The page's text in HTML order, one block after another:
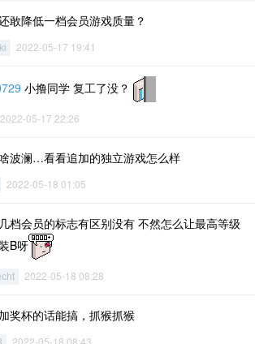
敢降低一档会员游戏质量？
2022-05-17 19:41
小撸同学 复工了没？
2022-05-17 22:26
波澜…看看追加的独立游戏怎么样
2022-05-18 01:05
档会员的标志有区别没有 不然怎么让最高等级
B呀
2022-05-18 08:28
奖杯的话能搞，抓猴抓猴